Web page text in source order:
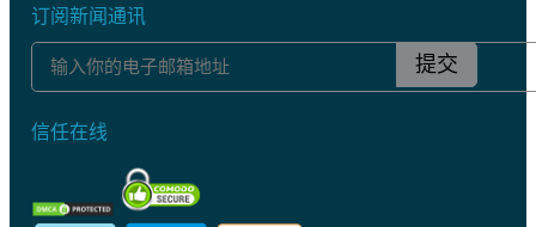
订阅新闻通讯
提交
信任在线